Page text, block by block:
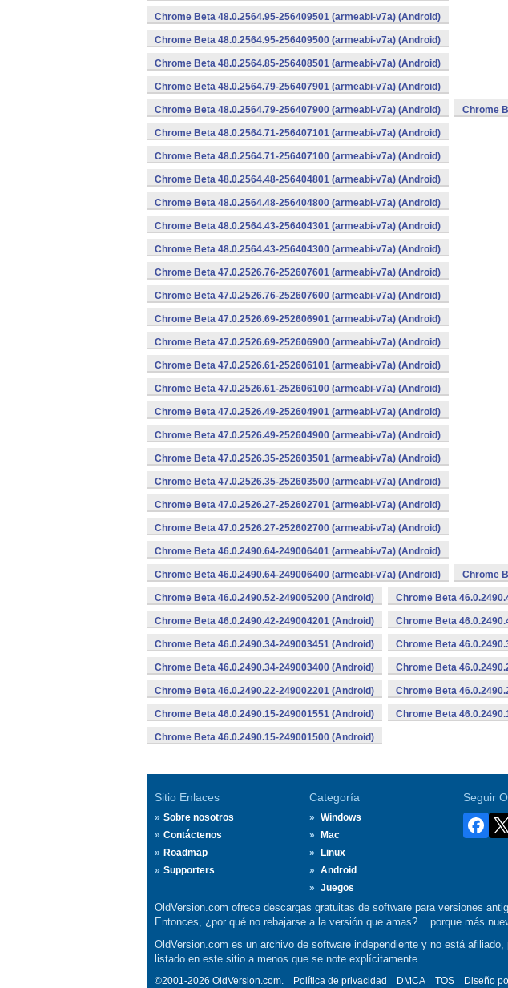
Chrome Beta 48.0.2564.95-256409501 (armeabi-v7a) (Android)
Chrome Beta 48.0.2564.95-256409500 (armeabi-v7a) (Android)
Chrome Beta 48.0.2564.85-256408501 (armeabi-v7a) (Android)
Chrome Beta 48.0.2564.79-256407901 (armeabi-v7a) (Android)
Chrome Beta 48.0.2564.79-256407900 (armeabi-v7a) (Android) Chrome
Chrome Beta 48.0.2564.71-256407101 (armeabi-v7a) (Android)
Chrome Beta 48.0.2564.71-256407100 (armeabi-v7a) (Android)
Chrome Beta 48.0.2564.48-256404801 (armeabi-v7a) (Android)
Chrome Beta 48.0.2564.48-256404800 (armeabi-v7a) (Android)
Chrome Beta 48.0.2564.43-256404301 (armeabi-v7a) (Android)
Chrome Beta 48.0.2564.43-256404300 (armeabi-v7a) (Android)
Chrome Beta 47.0.2526.76-252607601 (armeabi-v7a) (Android)
Chrome Beta 47.0.2526.76-252607600 (armeabi-v7a) (Android)
Chrome Beta 47.0.2526.69-252606901 (armeabi-v7a) (Android)
Chrome Beta 47.0.2526.69-252606900 (armeabi-v7a) (Android)
Chrome Beta 47.0.2526.61-252606101 (armeabi-v7a) (Android)
Chrome Beta 47.0.2526.61-252606100 (armeabi-v7a) (Android)
Chrome Beta 47.0.2526.49-252604901 (armeabi-v7a) (Android)
Chrome Beta 47.0.2526.49-252604900 (armeabi-v7a) (Android)
Chrome Beta 47.0.2526.35-252603501 (armeabi-v7a) (Android)
Chrome Beta 47.0.2526.35-252603500 (armeabi-v7a) (Android)
Chrome Beta 47.0.2526.27-252602701 (armeabi-v7a) (Android)
Chrome Beta 47.0.2526.27-252602700 (armeabi-v7a) (Android)
Chrome Beta 46.0.2490.64-249006401 (armeabi-v7a) (Android)
Chrome Beta 46.0.2490.64-249006400 (armeabi-v7a) (Android) Chrome
Chrome Beta 46.0.2490.52-249005200 (Android) Chrome Beta
Chrome Beta 46.0.2490.42-249004201 (Android) Chrome Beta
Chrome Beta 46.0.2490.34-249003451 (Android) Chrome Beta
Chrome Beta 46.0.2490.34-249003400 (Android) Chrome Beta
Chrome Beta 46.0.2490.22-249002201 (Android) Chrome Beta
Chrome Beta 46.0.2490.15-249001551 (Android) Chrome Beta
Chrome Beta 46.0.2490.15-249001500 (Android)
Sitio Enlaces
Sobre nosotros
Contáctenos
Roadmap
Supporters
Categoría
Windows
Mac
Linux
Android
Juegos
Seguir
OldVersion.com ofrece descargas gratuitas de software para versiones
Entonces, ¿por qué no rebajarse a la versión que amas?... porque más
OldVersion.com es un archivo de software independiente y no está
listado en este sitio a menos que se note explícitamente.
©2001-2026 OldVersion.com. Política de privacidad DMCA TOS Diseño